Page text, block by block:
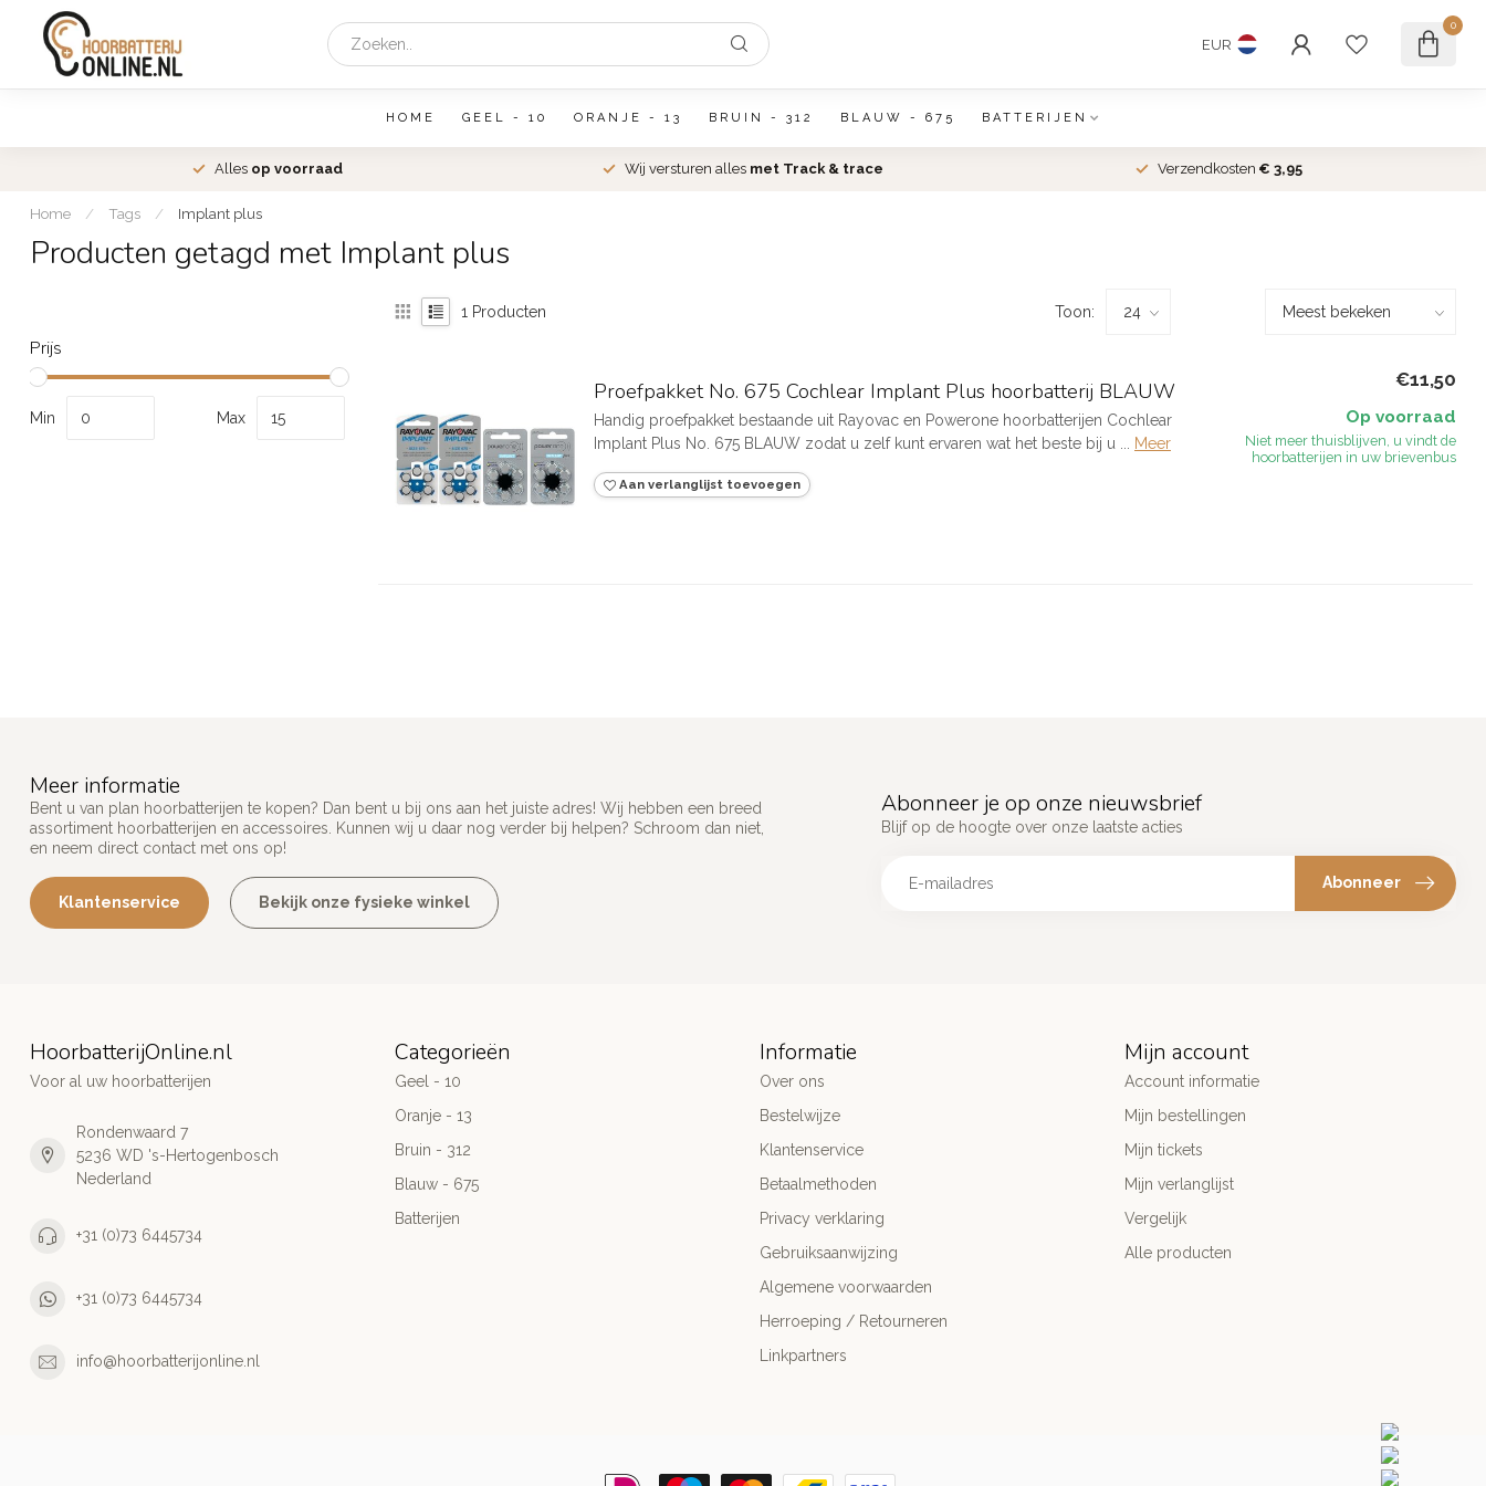
EUR
0
HOME GEEL - 10 ORANJE - 13 BRUIN - 312 BLAUW - 675 BATTERIJEN
Alles op voorraad Wij versturen alles met Track & trace Verzendkosten € 3,95
Home / Tags / Implant plus
Producten getagd met Implant plus
Prijs
Min Max
1 Producten Toon:
Proefpakket No. 675 Cochlear Implant Plus hoorbatterij BLAUW
Handig proefpakket bestaande uit Rayovac en Powerone hoorbatterijen Cochlear
Implant Plus No. 675 BLAUW zodat u zelf kunt ervaren wat het beste bij u ...
Meer
Aan verlanglijst toevoegen
€11,50
Op voorraad
Niet meer thuisblijven, u vindt de
hoorbatterijen in uw brievenbus
Meer informatie
Bent u van plan hoorbatterijen te kopen? Dan bent u bij ons aan het juiste adres! Wij hebben een breed
assortiment hoorbatterijen en accessoires. Kunnen wij u daar nog verder bij helpen? Schroom dan niet,
en neem direct contact met ons op!
Klantenservice Bekijk onze fysieke winkel
Abonneer je op onze nieuwsbrief
Blijf op de hoogte over onze laatste acties
Abonneer
HoorbatterijOnline.nl
Voor al uw hoorbatterijen
Rondenwaard 7
5236 WD 's-Hertogenbosch
Nederland
+31 (0)73 6445734
+31 (0)73 6445734
info@hoorbatterijonline.nl
Categorieën
Geel - 10
Oranje - 13
Bruin - 312
Blauw - 675
Batterijen
Informatie
Over ons
Bestelwijze
Klantenservice
Betaalmethoden
Privacy verklaring
Gebruiksaanwijzing
Algemene voorwaarden
Herroeping / Retourneren
Linkpartners
Mijn account
Account informatie
Mijn bestellingen
Mijn tickets
Mijn verlanglijst
Vergelijk
Alle producten